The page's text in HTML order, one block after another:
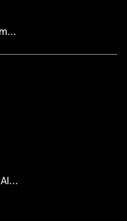
Capacidade de transformar uma tipologia tradicional, convencional, num espaço inspirador.
Porquê trabalhar com a Rede Aluminier TECHNAL?